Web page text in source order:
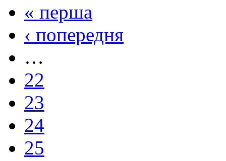
« перша
‹ попередня
…
22
23
24
25